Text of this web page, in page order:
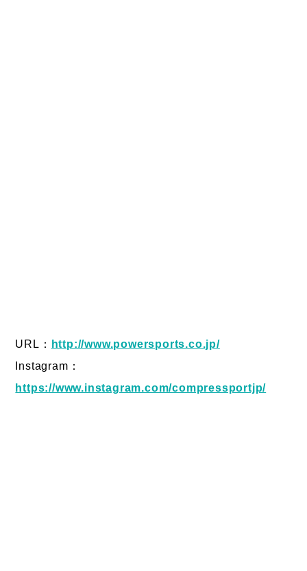
URL：
http://www.powersports.co.jp/
Instagram：
https://www.instagram.com/compressportjp/